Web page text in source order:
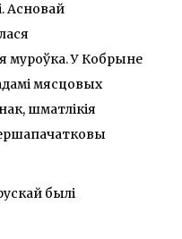
Асновай
муроўка. У Кобрыне
мясцовых
шматлікія
былі